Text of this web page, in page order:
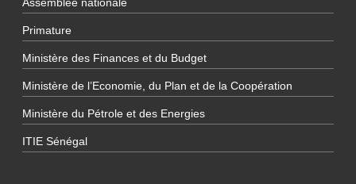
Primature
Ministère des Finances et du Budget
Ministère de l’Economie, du Plan et de la Coopération
Ministère du Pétrole et des Energies
ITIE Sénégal